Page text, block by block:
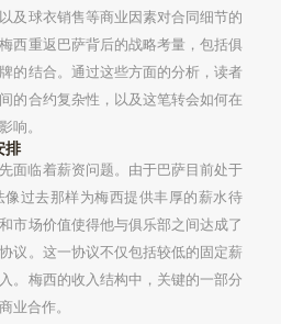
及球衣销售等商业因素对合同细节的
西重返巴萨背后的战略考量，包括俱
的结合。通过这些方面的分析，读者
的合约复杂性，以及这笔转会如何在
响。
排
面临着薪资问题。由于巴萨目前处于
过去那样为梅西提供丰厚的薪水待
市场价值使得他与俱乐部之间达成了
议。这一协议不仅包括较低的固定薪
。梅西的收入结构中，关键的一部分
业合作。